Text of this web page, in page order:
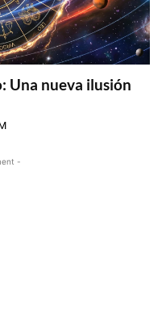
Una nueva ilusión
-